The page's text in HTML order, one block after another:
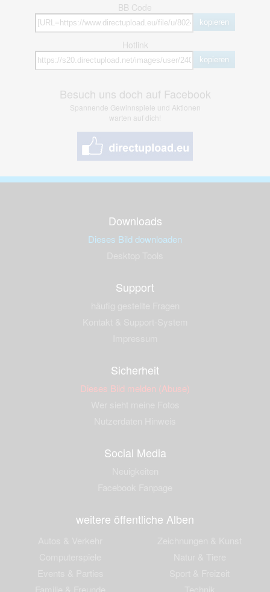
BB Code
kopieren
Hotlink
kopieren
Besuch uns doch auf Facebook
Spannende Gewinnspiele und Aktionen
warten auf dich!
Downloads
Dieses Bild downloaden
Support
Sicherheit
Dieses Bild melden (Abuse)
Social Media
weitere öffentliche Alben